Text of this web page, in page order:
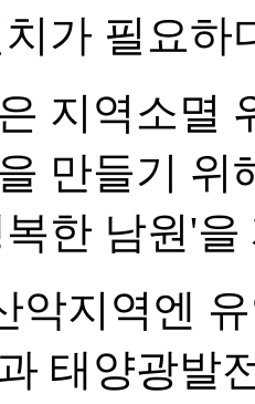
가 필요하
지역소멸
만들기 위
한 남원'을
악지역엔
태양광발